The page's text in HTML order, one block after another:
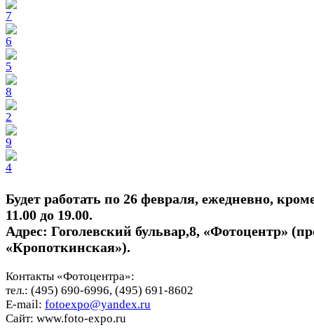
Будет работать по 26 февраля, ежедневно,
11.00 до 19.00.
Адрес: Гоголевский бульвар,8, «Фотоцентр»
«Кропоткинская»).
Контакты «Фотоцентра»:
тел.: (495) 690-6996, (495) 691-8602
E-mail: fotoexpo@yandex.ru
Сайт: www.foto-expo.ru